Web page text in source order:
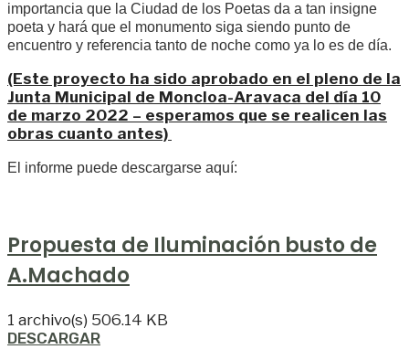
importancia que la Ciudad de los Poetas da a tan insigne
poeta y hará que el monumento siga siendo punto de
encuentro y referencia tanto de noche como ya lo es de día.
(Este proyecto ha sido aprobado en el pleno de la
Junta Municipal de Moncloa-Aravaca del día 10
de marzo 2022 – esperamos que se realicen las
obras cuanto antes)
El informe puede descargarse aquí:
Propuesta de Iluminación busto de
A.Machado
1 archivo(s) 506.14 KB
DESCARGAR